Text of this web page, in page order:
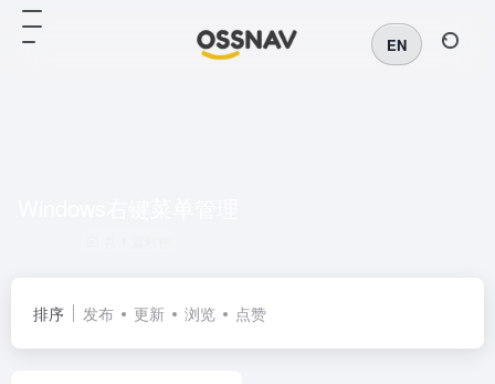
EN
排序 发布 更新 浏览 点赞